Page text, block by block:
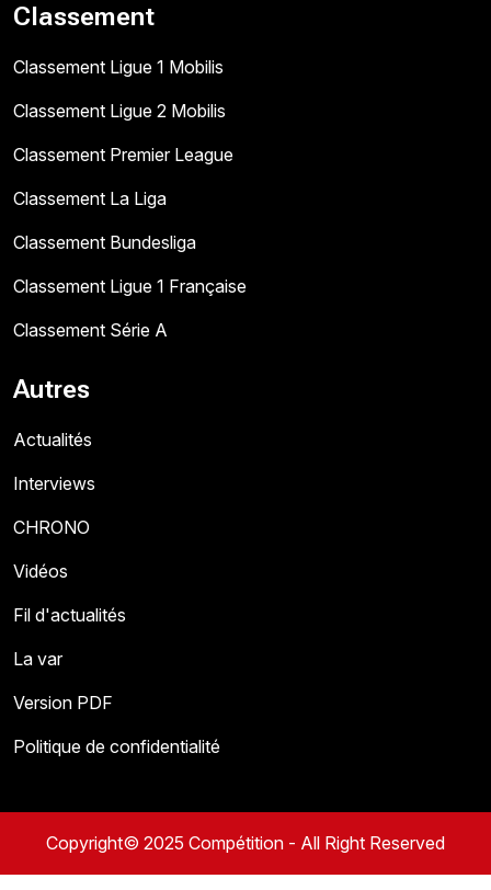
Classement
Classement Ligue 1 Mobilis
Classement Ligue 2 Mobilis
Classement Premier League
Classement La Liga
Classement Bundesliga
Classement Ligue 1 Française
Classement Série A
Autres
Actualités
Interviews
CHRONO
Vidéos
Fil d'actualités
La var
Version PDF
Politique de confidentialité
Copyright© 2025 Compétition - All Right Reserved